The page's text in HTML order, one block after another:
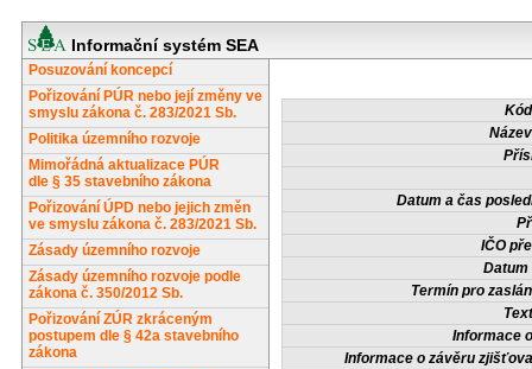
Informační systém SEA
Posuzování koncepcí
Pořizování PÚR nebo její změny ve
smyslu zákona č. 283/2021 Sb.
Politika územního rozvoje
Mimořádná aktualizace PÚR
dle § 35 stavebního zákona
Pořizování ÚPD nebo jejich změn
ve smyslu zákona č. 283/2021 Sb.
Zásady územního rozvoje
Zásady územního rozvoje podle
zákona č. 350/2012 Sb.
Pořizování ZÚR zkráceným
postupem dle § 42a stavebního
zákona
Datum a čas
IČO
Datum
Termín pro
Informace
Informace o závěru